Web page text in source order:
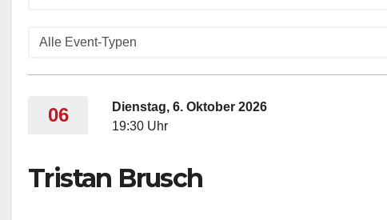
06
Dienstag, 6. Oktober 2026
19:30 Uhr
Tristan Brusch